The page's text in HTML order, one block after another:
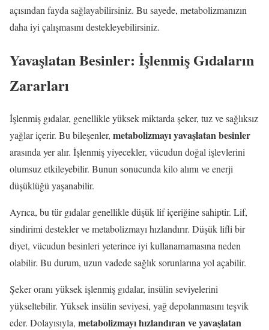
açısından fayda sağlayabilirsiniz. Bu sayede, metabolizmanızın
daha iyi çalışmasını destekleyebilirsiniz.
Yavaşlatan Besinler: İşlenmiş Gıdaların
Zararları
İşlenmiş gıdalar, genellikle yüksek miktarda şeker, tuz ve sağlıksız
yağlar içerir. Bu bileşenler, metabolizmayı yavaşlatan besinler
arasında yer alır. İşlenmiş yiyecekler, vücudun doğal işlevlerini
olumsuz etkileyebilir. Bunun sonucunda kilo alımı ve enerji
düşüklüğü yaşanabilir.
Ayrıca, bu tür gıdalar genellikle düşük lif içeriğine sahiptir. Lif,
sindirimi destekler ve metabolizmayı hızlandırır. Düşük lifli bir
diyet, vücudun besinleri yeterince iyi kullanamamasına neden
olabilir. Bu durum, uzun vadede sağlık sorunlarına yol açabilir.
Şeker oranı yüksek işlenmiş gıdalar, insülin seviyelerini
yükseltebilir. Yüksek insülin seviyesi, yağ depolanmasını teşvik
eder. Dolayısıyla, metabolizmayı hızlandıran ve yavaşlatan